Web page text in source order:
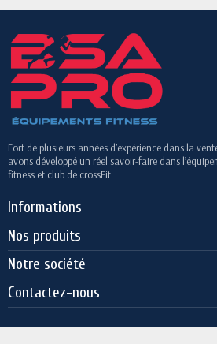
Fort de plusieurs années d’expérience dans la
avons développé un réel savoir-faire dans
fitness et club de crossFit.
Informations
Nos produits
Notre société
Contactez-nous